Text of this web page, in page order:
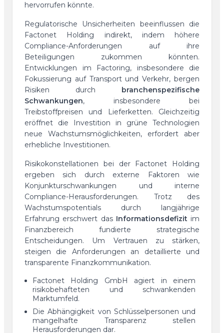
hervorrufen könnte.
Regulatorische Unsicherheiten beeinflussen die
Factonet Holding indirekt, indem höhere
Compliance-Anforderungen auf ihre
Beteiligungen zukommen könnten.
Entwicklungen im Factoring, insbesondere die
Fokussierung auf Transport und Verkehr, bergen
Risiken durch branchenspezifische
Schwankungen, insbesondere bei
Treibstoffpreisen und Lieferketten. Gleichzeitig
eröffnet die Investition in grüne Technologien
neue Wachstumsmöglichkeiten, erfordert aber
erhebliche Investitionen.
Risikokonstellationen bei der Factonet Holding
ergeben sich durch externe Faktoren wie
Konjunkturschwankungen und interne
Compliance-Herausforderungen. Trotz des
Wachstumspotentials durch langjährige
Erfahrung erschwert das Informationsdefizit im
Finanzbereich fundierte strategische
Entscheidungen. Um Vertrauen zu stärken,
steigen die Anforderungen an detaillierte und
transparente Finanzkommunikation.
Factonet Holding GmbH agiert in einem
risikobehafteten und schwankenden
Marktumfeld.
Die Abhängigkeit von Schlüsselpersonen und
mangelhafte Transparenz stellen
Herausforderungen dar.